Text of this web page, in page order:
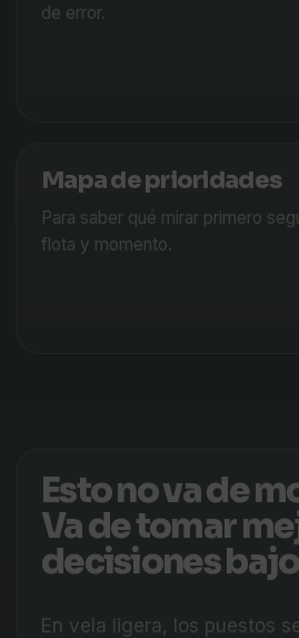
de error.
Mapa de prioridades
Para saber qué mirar primero
flota y momento.
Esto no va de
Va de tomar
decisiones
En vela ligera, los puestos